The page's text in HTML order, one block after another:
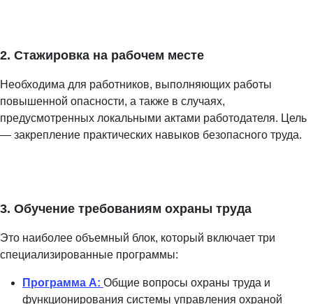
2. Стажировка на рабочем месте
Необходима для работников, выполняющих работы
повышенной опасности, а также в случаях,
предусмотренных локальными актами работодателя. Цель
— закрепление практических навыков безопасного труда.
3. Обучение требованиям охраны труда
Это наиболее объемный блок, который включает три
специализированные программы:
Программа А: Общие вопросы охраны труда и
функционирования системы управления охраной